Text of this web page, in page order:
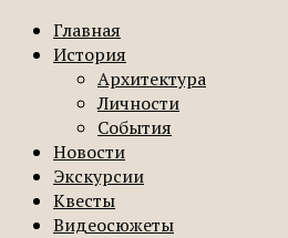
Главная
История
Архитектура
Личности
События
Новости
Экскурсии
Квесты
Видеосюжеты